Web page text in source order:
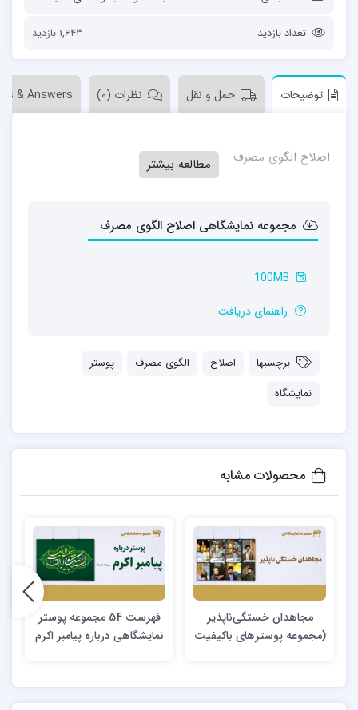
تعداد بازدید 1,643 بازدید
توضیحات حمل و نقل نظرات (0) & Answers
اصلاح الگوی مصرف مطالعه بیشتر
مجموعه نمایشگاهی اصلاح الگوی مصرف
100MB
راهنمای دریافت
برچسبها اصلاح الگوی مصرف
پوستر
نمایشگاه
محصولات مشابه
مجاهدان خستگی‌ناپذیر
(مجموعه پوسترهای باکیفیت
فهرست 54 مجموعه‌ پوستر
نمایشگاهی درباره پیامبر اکرم